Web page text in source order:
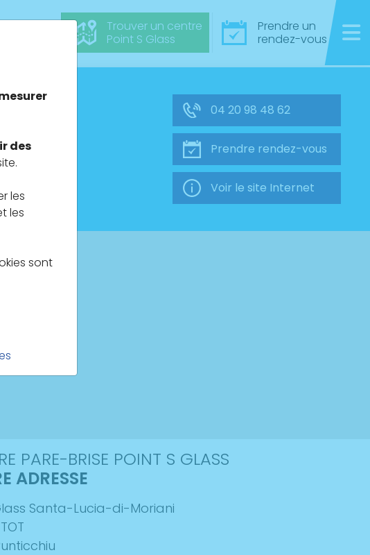
Trouver un centre
Point S Glass
Prendre un
rendez-vous
04 20 98 48 62
Prendre rendez-vous
Voir le site Internet
PARE-BRISE POINT S GLASS
ADRESSE
Santa-Lucia-di-Moriani
des
les
les
sont